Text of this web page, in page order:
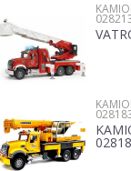
Brend
Email